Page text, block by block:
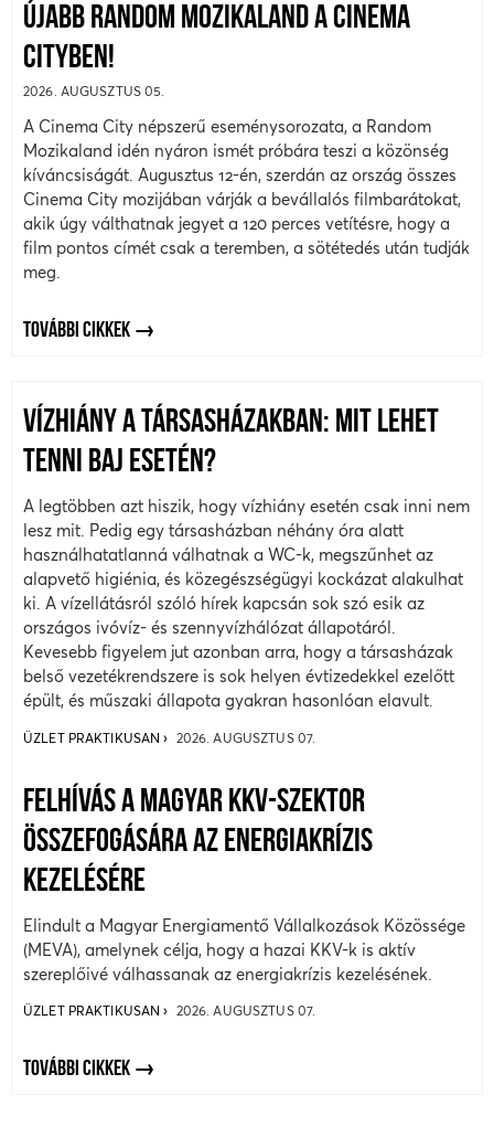
ÚJABB RANDOM MOZIKALAND A CINEMA
CITYBEN!
2026. AUGUSZTUS 05.
A Cinema City népszerű eseménysorozata, a Random
Mozikaland idén nyáron ismét próbára teszi a közönség
kíváncsiságát. Augusztus 12-én, szerdán az ország összes
Cinema City mozijában várják a bevállalós filmbarátokat,
akik úgy válthatnak jegyet a 120 perces vetítésre, hogy a
film pontos címét csak a teremben, a sötétedés után tudják
meg.
TOVÁBBI CIKKEK
VÍZHIÁNY A TÁRSASHÁZAKBAN: MIT LEHET
TENNI BAJ ESETÉN?
A legtöbben azt hiszik, hogy vízhiány esetén csak inni nem
lesz mit. Pedig egy társasházban néhány óra alatt
használhatatlanná válhatnak a WC-k, megszűnhet az
alapvető higiénia, és közegészségügyi kockázat alakulhat
ki. A vízellátásról szóló hírek kapcsán sok szó esik az
országos ivóvíz- és szennyvízhálózat állapotáról.
Kevesebb figyelem jut azonban arra, hogy a társasházak
belső vezetékrendszere is sok helyen évtizedekkel ezelőtt
épült, és műszaki állapota gyakran hasonlóan elavult.
ÜZLET PRAKTIKUSAN 2026. AUGUSZTUS 07.
FELHÍVÁS A MAGYAR KKV-SZEKTOR
ÖSSZEFOGÁSÁRA AZ ENERGIAKRÍZIS
KEZELÉSÉRE
Elindult a Magyar Energiamentő Vállalkozások Közössége
(MEVA), amelynek célja, hogy a hazai KKV-k is aktív
szereplőivé válhassanak az energiakrízis kezelésének.
ÜZLET PRAKTIKUSAN 2026. AUGUSZTUS 07.
TOVÁBBI CIKKEK